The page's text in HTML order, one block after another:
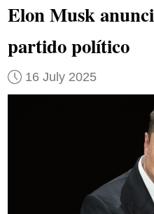
Elon Musk
partido político
16 July 2025